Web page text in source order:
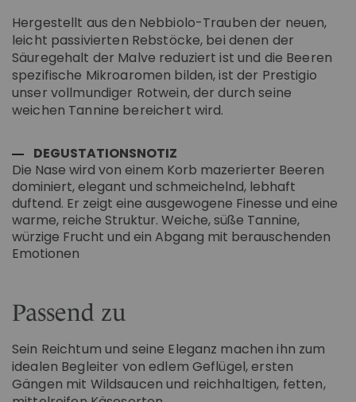
Hergestellt aus den Nebbiolo-Trauben der neuen,
leicht passivierten Rebstöcke, bei denen der
Säuregehalt der Malve reduziert ist und die Beeren
spezifische Mikroaromen bilden, ist der Prestigio
unser vollmundiger Rotwein, der durch seine
weichen Tannine bereichert wird.
DEGUSTATIONSNOTIZ
Die Nase wird von einem Korb mazerierter Beeren
dominiert, elegant und schmeichelnd, lebhaft
duftend. Er zeigt eine ausgewogene Finesse und eine
warme, reiche Struktur. Weiche, süße Tannine,
würzige Frucht und ein Abgang mit berauschenden
Emotionen
Passend zu
Sein Reichtum und seine Eleganz machen ihn zum
idealen Begleiter von edlem Geflügel, ersten
Gängen mit Wildsaucen und reichhaltigen, fetten,